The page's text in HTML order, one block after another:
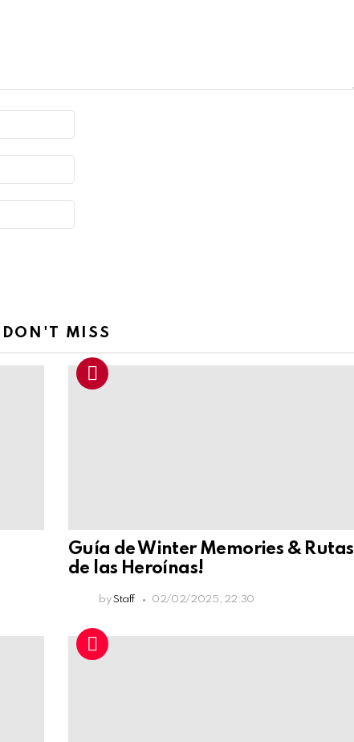
DON'T MISS
Guía de Winter Memories & Rutas
de las Heroínas!
by Staff 02/02/2025, 22:30